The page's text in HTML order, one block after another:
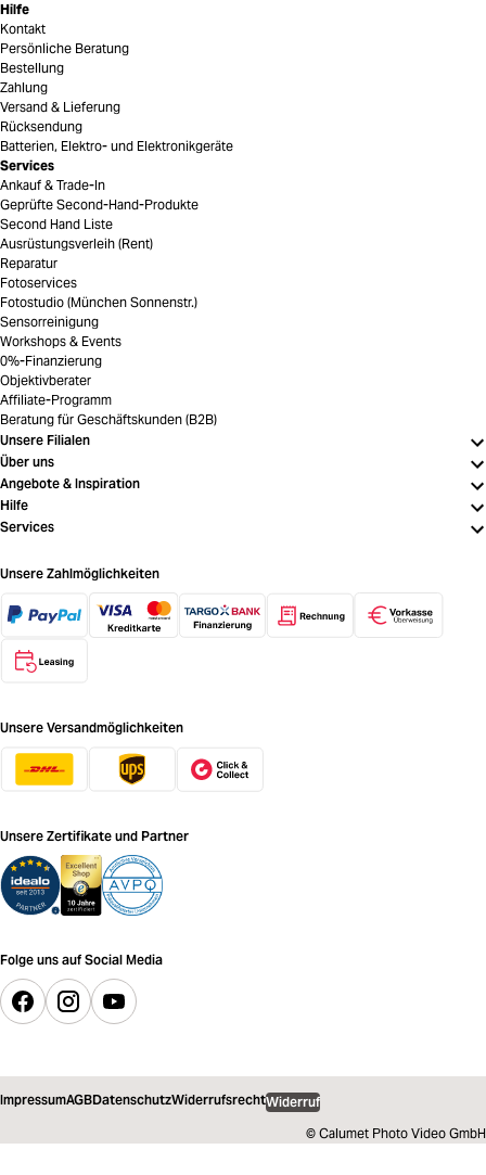
Hilfe
Kontakt
Persönliche Beratung
Bestellung
Zahlung
Versand & Lieferung
Rücksendung
Batterien, Elektro- und Elektronikgeräte
Services
Ankauf & Trade-In
Geprüfte Second-Hand-Produkte
Second Hand Liste
Ausrüstungsverleih (Rent)
Reparatur
Fotoservices
Fotostudio (München Sonnenstr.)
Sensorreinigung
Workshops & Events
0%-Finanzierung
Objektivberater
Affiliate-Programm
Beratung für Geschäftskunden (B2B)
Unsere Filialen
Über uns
Angebote & Inspiration
Hilfe
Services
Unsere Zahlmöglichkeiten
Unsere Versandmöglichkeiten
Unsere Zertifikate und Partner
Folge uns auf Social Media
ImpressumAGBDatenschutzWiderrufsrechtWiderruf
© Calumet Photo Video GmbH